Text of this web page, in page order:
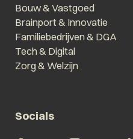
Bouw & Vastgoed
Brainport & Innovatie
Familiebedrijven & DGA
Tech & Digital
Zorg & Welzijn
Socials